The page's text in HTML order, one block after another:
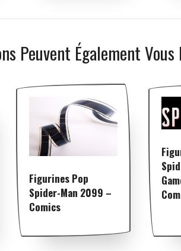
Peuvent Également
Figurines Pop
Spider-Man 2099 –
Comics